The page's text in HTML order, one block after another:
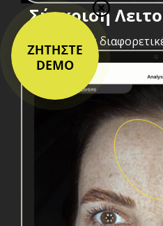
Σύγκριση
Συγκρίνετε